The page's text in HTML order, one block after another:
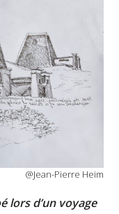
@Jean-Pierre Heim
lors d’un voyage